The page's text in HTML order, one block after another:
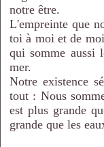
notre être.
L'empreinte que
toi à moi et de
qui somme aussi
mer.
Notre existence
tout : Nous
est plus grande
grande que les